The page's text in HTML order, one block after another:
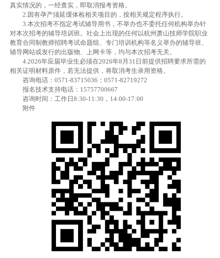
真实情况的，一经查实，即取消报考资格。
2.因有孕产须延缓体检相关项目的，按相关规定程序执行。
3.本次招考不指定考试辅导用书，不举办也不委托任何机构举办针
对本次招考的辅导培训班。社会上出现的任何以杭州萧山技师学院职业
教育合同制教师招聘考试命题组、专门培训机构等名义举办的辅导班、
辅导网站或发行的出版物、上网卡等，均与本次招考无关。
4.2026年应届毕业生必须在2026年8月31日前提供招聘要求所需的
相关证明材料原件，若无法提供，将取消考生录用资格。
咨询电话：0571-83715036；0571-82719272
报名技术支持电话：15757700667
咨询时间：工作日8:30-11:30，14:00-17:00
附件